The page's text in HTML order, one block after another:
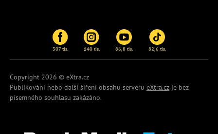
307 tis. 140 tis. 86,8 tis. 82,6 tis.
Copyright 2026 © eXtra.cz
Publikování nebo další šíření obsahu serveru eXtra.cz je bez
písemného souhlasu zakázáno.